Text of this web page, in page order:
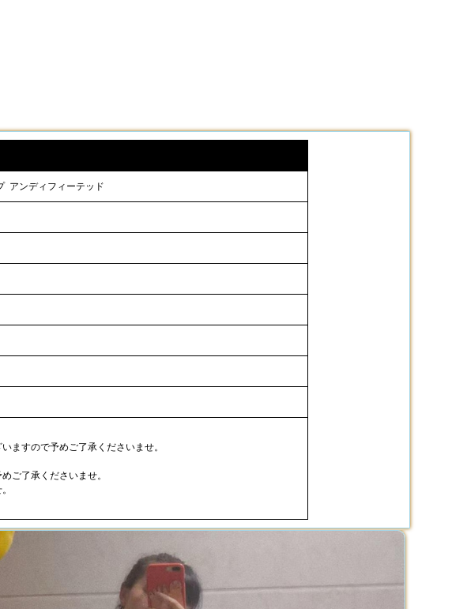
アンディフィーテッド
ますので予めご了承くださいませ。
ご了承くださいませ。